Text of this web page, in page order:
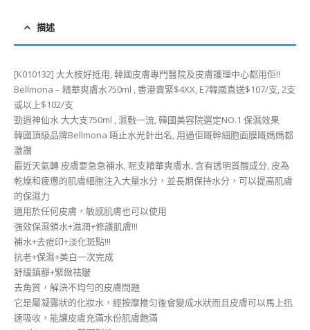
描述
[K010132] 大大枝好抵用, 韓國皮膚專門醫院及皮膚護理中心都用佢!!
Bellmona – 精華爽膚水750ml , 香港賣緊$4XX, E7韓國直送$107/支, 2支
或以上$102/支
勁過神仙水 大大支750ml , 濕敷一流, 韓國美容院選定NO.1 保濕效果
韓國頂級品牌Bellmona 唔止水光針出名, 用過佢嘅幹細胞面膜嘅媽媽都
激讚
最近天氣轉 皮膚要急急補水, 呢支精華爽膚水, 含有透明質酸成分, 皮為
乾燥和疲憊的肌膚細胞注入大量水分，並長期保持水分，可以提高肌膚
的保濕力
適用於任何皮膚，敏感肌膚也可以使用
強效保濕鎖水+滋潤+修護肌膚!!!
補水+去痘印+淡化斑點!!!
抗老+保濕+美白一次完成
舒緩鎮靜+緊緻祛皺
去角質，解決不均勻的皮膚問題
它是屬凝露狀的化妝水，經按摩推匀後會變成水狀而且皮膚可以馬上迅
速吸收，能讓皮膚充滿水份肌膚飽滿